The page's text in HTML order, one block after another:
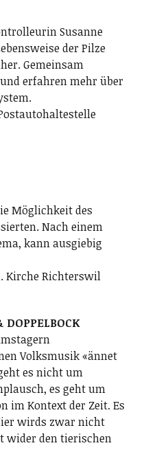
Susanne
der Pilze
Gemeinsam
erfahren mehr über
Möglichkeit des
Nach einem
kann ausgiebig
Kirche Richterswil
DOPPELBOCK
Volksmusik «ännet
es nicht um
es geht um
im Kontext der Zeit. Es
wirds zwar nicht
wider den tierischen